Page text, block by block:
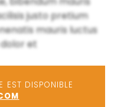
justo pretium
mauris luctus
et
EST DISPONIBLE